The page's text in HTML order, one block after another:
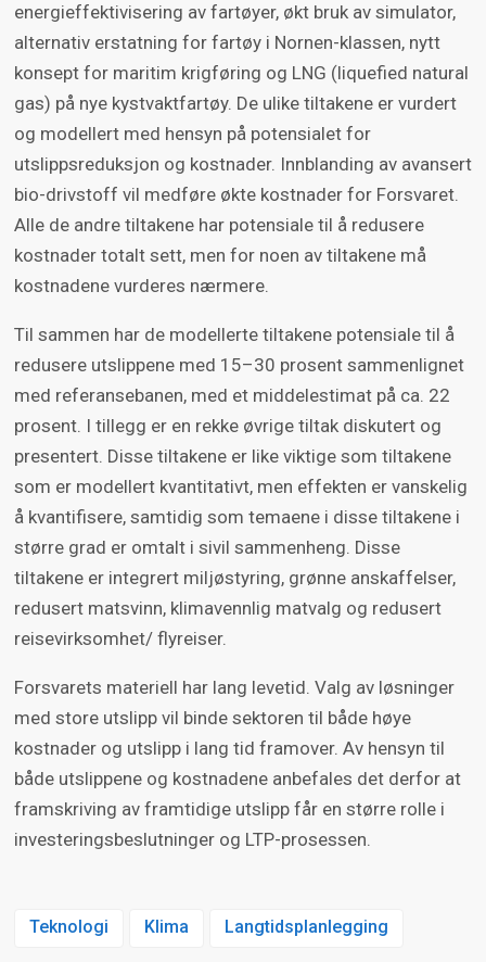
energieffektivisering av fartøyer, økt bruk av simulator,
alternativ erstatning for fartøy i Nornen-klassen, nytt
konsept for maritim krigføring og LNG (liquefied natural
gas) på nye kystvaktfartøy. De ulike tiltakene er vurdert
og modellert med hensyn på potensialet for
utslippsreduksjon og kostnader. Innblanding av avansert
bio-drivstoff vil medføre økte kostnader for Forsvaret.
Alle de andre tiltakene har potensiale til å redusere
kostnader totalt sett, men for noen av tiltakene må
kostnadene vurderes nærmere.
Til sammen har de modellerte tiltakene potensiale til å
redusere utslippene med 15–30 prosent sammenlignet
med referansebanen, med et middelestimat på ca. 22
prosent. I tillegg er en rekke øvrige tiltak diskutert og
presentert. Disse tiltakene er like viktige som tiltakene
som er modellert kvantitativt, men effekten er vanskelig
å kvantifisere, samtidig som temaene i disse tiltakene i
større grad er omtalt i sivil sammenheng. Disse
tiltakene er integrert miljøstyring, grønne anskaffelser,
redusert matsvinn, klimavennlig matvalg og redusert
reisevirksomhet/ flyreiser.
Forsvarets materiell har lang levetid. Valg av løsninger
med store utslipp vil binde sektoren til både høye
kostnader og utslipp i lang tid framover. Av hensyn til
både utslippene og kostnadene anbefales det derfor at
framskriving av framtidige utslipp får en større rolle i
investeringsbeslutninger og LTP-prosessen.
Teknologi Klima Langtidsplanlegging